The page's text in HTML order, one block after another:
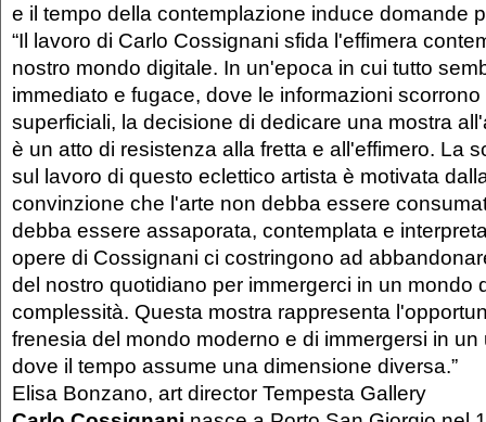
e il tempo della contemplazione induce domande
“Il lavoro di Carlo Cossignani sfida l'effimera
nostro mondo digitale. In un'epoca in cui tutto
immediato e fugace, dove le informazioni
superficiali, la decisione di dedicare una mostra
è un atto di resistenza alla fretta e all'effimero. La
sul lavoro di questo eclettico artista è motivata
convinzione che l'arte non debba essere
debba essere assaporata, contemplata e
opere di Cossignani ci costringono ad
del nostro quotidiano per immergerci in un mondo
complessità. Questa mostra rappresenta
frenesia del mondo moderno e di immergersi in
dove il tempo assume una dimensione diversa.”
Elisa Bonzano, art director Tempesta Gallery